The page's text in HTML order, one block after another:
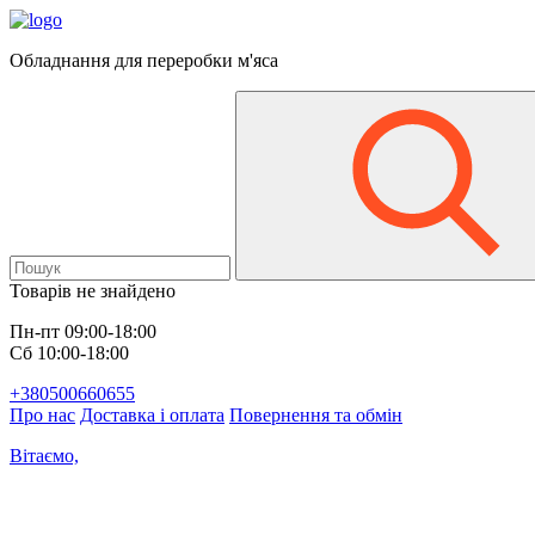
Обладнання для переробки м'яса
Товарів не знайдено
Пн-пт 09:00-18:00
Сб 10:00-18:00
+380500660655
Про нас Доставка і оплата Повернення та обмін
Вітаємо,